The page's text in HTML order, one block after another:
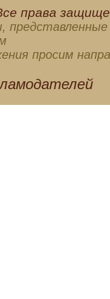
права
представленные
просим